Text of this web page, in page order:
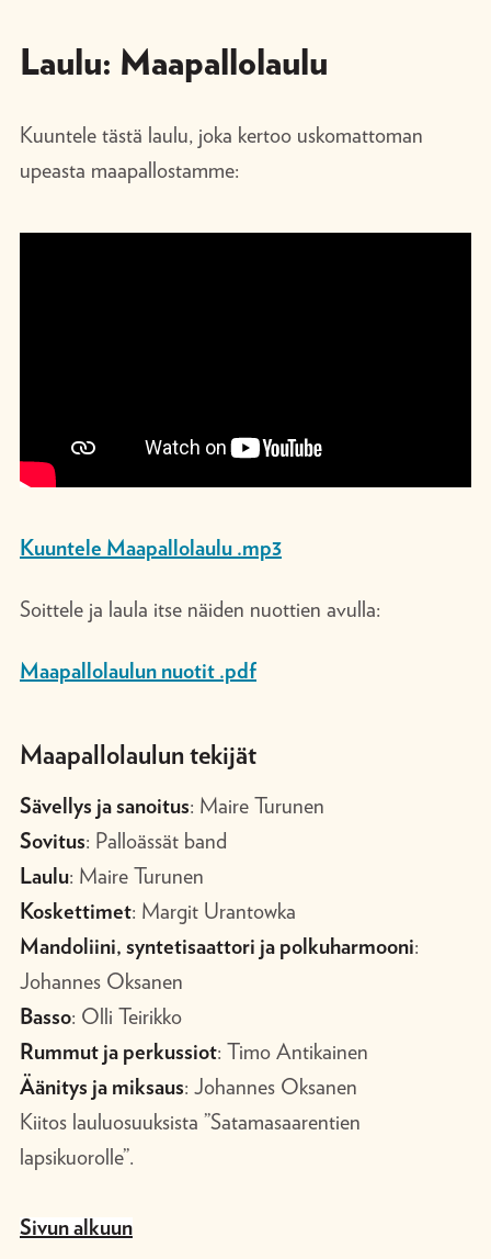
Laulu: Maapallolaulu
Kuuntele tästä laulu, joka kertoo uskomattoman
upeasta maapallostamme:
Kuuntele Maapallolaulu .mp3
Soittele ja laula itse näiden nuottien avulla:
Maapallolaulun nuotit .pdf
Maapallolaulun tekijät
Sävellys ja sanoitus: Maire Turunen
Sovitus: Palloässät band
Laulu: Maire Turunen
Koskettimet: Margit Urantowka
Mandoliini, syntetisaattori ja polkuharmooni:
Johannes Oksanen
Basso: Olli Teirikko
Rummut ja perkussiot: Timo Antikainen
Äänitys ja miksaus: Johannes Oksanen
Kiitos lauluosuuksista ”Satamasaarentien
lapsikuorolle”.
Sivun alkuun